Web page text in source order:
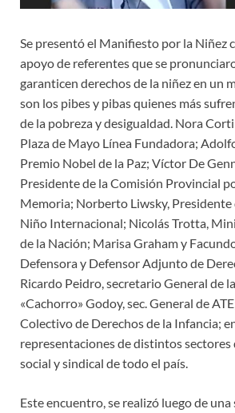
Se presentó el Manifiesto por la Niñez
apoyo de referentes que se
garanticen derechos de la niñez en un
son los pibes y pibas quienes más
de la pobreza y desigualdad. Nora
Plaza de Mayo Línea Fundadora;
Premio Nobel de la Paz; Víctor De
Presidente de la Comisión Provincial
Memoria; Norberto Liwsky, Presidente
Niño Internacional; Nicolás Trotta,
de la Nación; Marisa Graham y
Defensora y Defensor Adjunto de
Ricardo Peidro, secretario General de
«Cachorro» Godoy, sec. General de
Colectivo de Derechos de la Infancia;
representaciones de distintos
social y sindical de todo el país.
Este encuentro, se realizó luego de una